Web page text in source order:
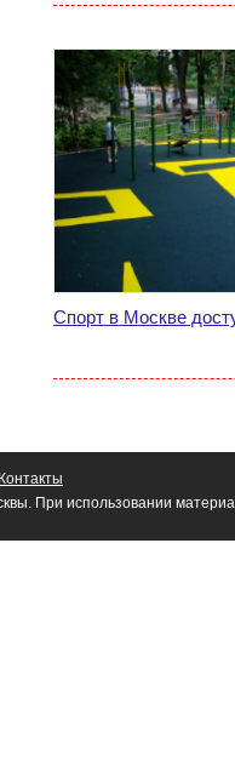
Спорт в Москве
Контакты
При использовании